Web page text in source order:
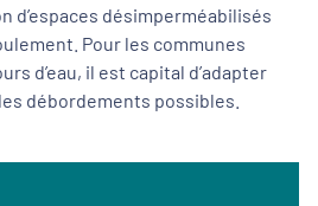
d’espaces désimperméabilisés
Pour les communes
d’eau, il est capital d’adapter
débordements possibles.